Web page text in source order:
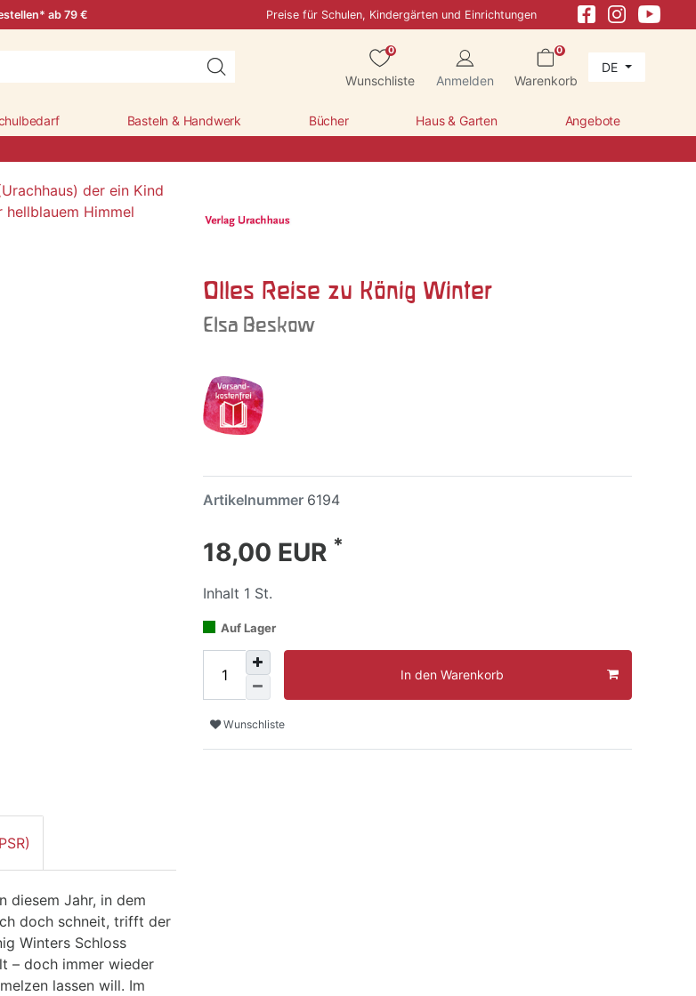
ab 79 € Preise für Schulen, Kindergärten und Einrichtungen
0
Wunschliste Anmelden
0
Warenkorb
DE
Basteln & Handwerk Bücher Haus & Garten Angebote
Olles Reise zu König Winter
Elsa Beskow
Artikelnummer 6194
18,00 EUR *
Inhalt 1 St.
Auf Lager
In den Warenkorb
Wunschliste
diesem Jahr, in dem
doch schneit, trifft der
Winters Schloss
– doch immer wieder
lassen will. Im